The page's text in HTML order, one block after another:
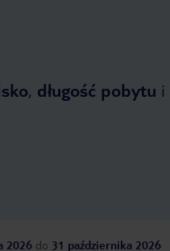
, długość pobytu i
2026 do 31 października 2026